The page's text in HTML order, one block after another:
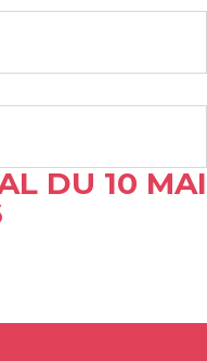
DU 10 MAI